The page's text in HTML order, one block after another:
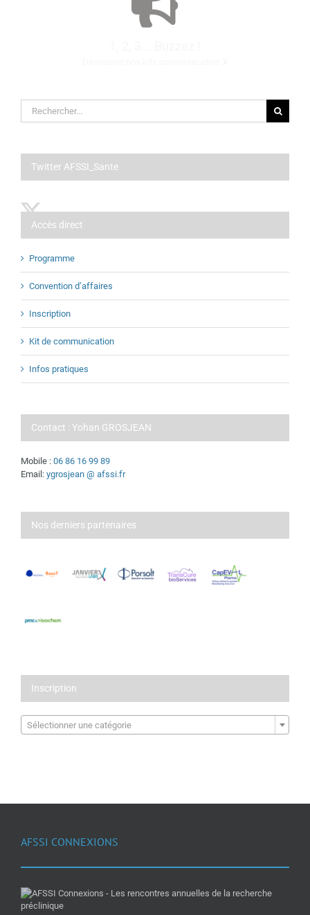
Rechercher:
Twitter AFSSI_Sante
Accès direct
Programme
Convention d’affaires
Inscription
Kit de communication
Infos pratiques
Contact : Yohan GROSJEAN
Mobile : 06 86 16 99 89
Email: ygrosjean @ afssi.fr
Nos derniers partenaires
Inscription
Sélectionner une catégorie
AFSSI CONNEXIONS